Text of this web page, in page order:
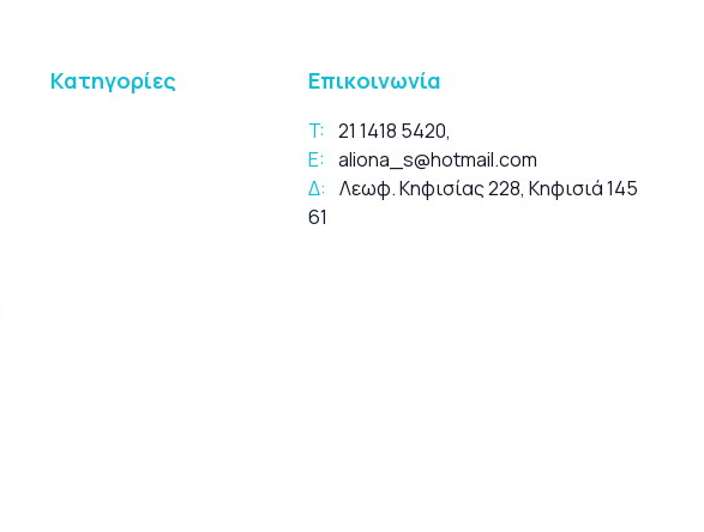
Κατηγορίες Επικοινωνία
T: 21 1418 5420,
E: aliona_s@hotmail.com
Δ: Λεωφ. Κηφισίας 228, Κηφισιά 145
61